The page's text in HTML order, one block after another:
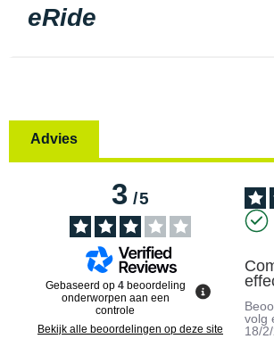
eRide
Advies
3/5
Gebaseerd op 4 beoordeling
onderworpen aan een
controle
Bekijk alle beoordelingen op deze site
volg
18/